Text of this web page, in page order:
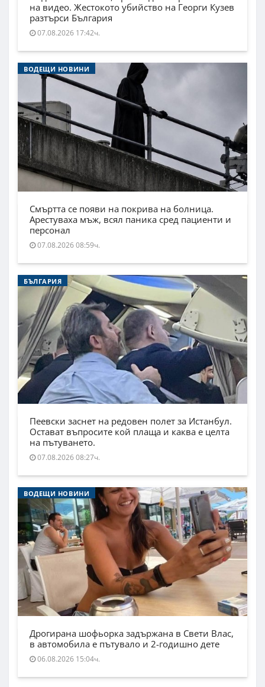
на видео. Жестокото убийство на Георги Кузев
разтърси България
07.08.2026 17:42ч.
ВОДЕЩИ НОВИНИ
Смъртта се появи на покрива на болница.
Арестуваха мъж, всял паника сред пациенти и
персонал
07.08.2026 08:59ч.
БЪЛГАРИЯ
Пеевски заснет на редовен полет за Истанбул.
Остават въпросите кой плаща и каква е целта
на пътуването.
07.08.2026 08:27ч.
ВОДЕЩИ НОВИНИ
Дрогирана шофьорка задържана в Свети Влас,
в автомобила е пътувало и 2-годишно дете
06.08.2026 15:04ч.